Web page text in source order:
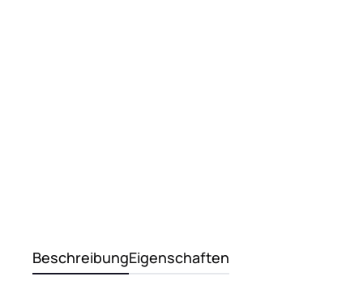
BeschreibungEigenschaften